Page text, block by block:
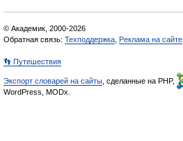
© Академик, 2000-2026
Обратная связь: Техподдержка Реклама на сайте
👣 Путешествия
Экспорт словарей на сайты , сделанные на PHP,
WordPress, MODx.